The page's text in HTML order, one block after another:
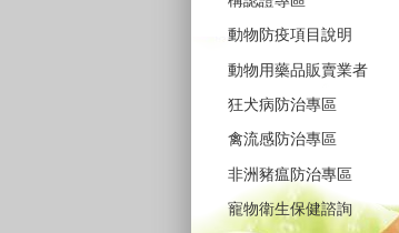
動物防疫項目說明
動物用藥品販賣業者
狂犬病防治專區
禽流感防治專區
非洲豬瘟防治專區
寵物衛生保健諮詢